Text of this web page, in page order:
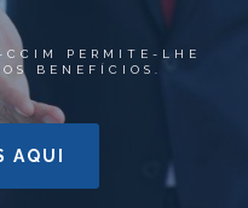
CCIM PERMITE-LHE
BENEFÍCIOS.
AQUI